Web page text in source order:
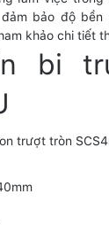
bảo độ
khảo chi tiết
bi
trượt tròn